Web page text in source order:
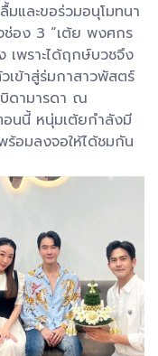
และขอร่วมอนุโมทนา
ช่อง 3 “เต้ย พงศกร
เพราะได้ฤกษ์บวชจึง
เข้าสู่ร่มกาสาวพัสตร์
ดามารดา ณ
อนนี้ หนุ่มเต้ยกำลังมี
ร้อมลงจอให้ได้ชมกัน